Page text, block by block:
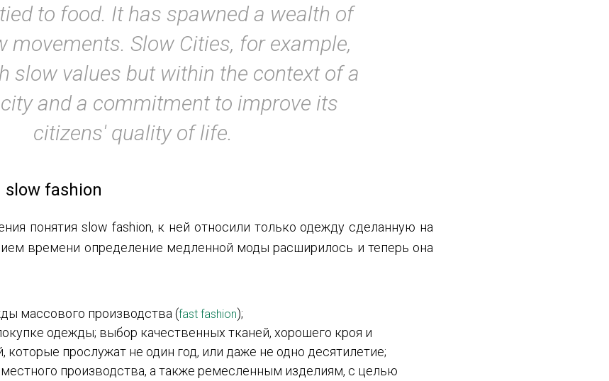
to food. It has spawned a wealth of
movements. Slow Cities, for example,
slow values but within the context of a
and a commitment to improve its
citizens' quality of life.
fashion
понятия slow fashion, к ней относили только одежду сделанную на
времени определение медленной моды расширилось и теперь она
массового производства (fast fashion);
одежды; выбор качественных тканей, хорошего кроя и
которые прослужат не один год, или даже не одно десятилетие;
производства, а также ремесленным изделиям, с целью